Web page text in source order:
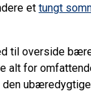
et tungt
til overside
alt for
ubæredygtige